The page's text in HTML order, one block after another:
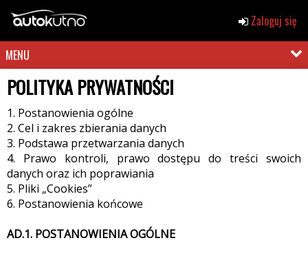
Zaloguj się
MENU
POLITYKA PRYWATNOŚCI
1. Postanowienia ogólne
2. Cel i zakres zbierania danych
3. Podstawa przetwarzania danych
4. Prawo kontroli, prawo dostępu do treści swoich
danych oraz ich poprawiania
5. Pliki „Cookies”
6. Postanowienia końcowe
AD.1. POSTANOWIENIA OGÓLNE